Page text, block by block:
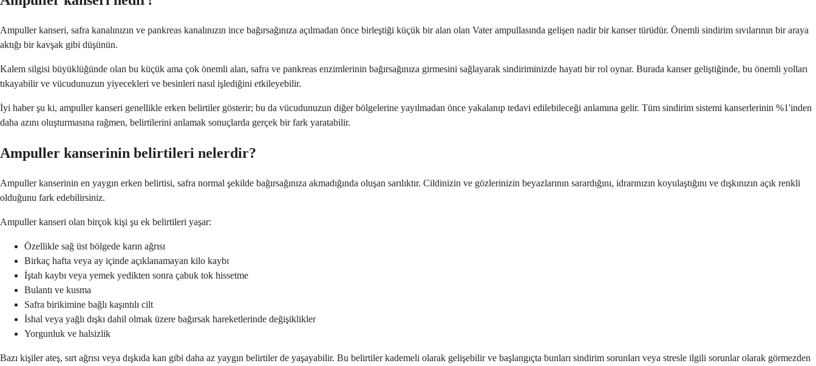
Ampuller kanseri, safra kanalınızın ve pankreas kanalınızın ince bağırsağınıza açılmadan önce birleştiği küçük bir alan olan Vater ampullasında gelişen nadir bir kanser türüdür. Önemli sindirim sıvılarının bir araya
aktığı bir kavşak gibi düşünün.
Kalem silgisi büyüklüğünde olan bu küçük ama çok önemli alan, safra ve pankreas enzimlerinin bağırsağınıza girmesini sağlayarak sindiriminizde hayati bir rol oynar. Burada kanser geliştiğinde, bu önemli yolları
tıkayabilir ve vücudunuzun yiyecekleri ve besinleri nasıl işlediğini etkileyebilir.
İyi haber şu ki, ampuller kanseri genellikle erken belirtiler gösterir; bu da vücudunuzun diğer bölgelerine yayılmadan önce yakalanıp tedavi edilebileceği anlamına gelir. Tüm sindirim sistemi kanserlerinin %1'inden
daha azını oluşturmasına rağmen, belirtilerini anlamak sonuçlarda gerçek bir fark yaratabilir.
Ampuller kanserinin belirtileri nelerdir?
Ampuller kanserinin en yaygın erken belirtisi, safra normal şekilde bağırsağınıza akmadığında oluşan sarılıktır. Cildinizin ve gözlerinizin beyazlarının sarardığını, idrarınızın koyulaştığını ve dışkınızın açık renkli
olduğunu fark edebilirsiniz.
Ampuller kanseri olan birçok kişi şu ek belirtileri yaşar:
Özellikle sağ üst bölgede karın ağrısı
Birkaç hafta veya ay içinde açıklanamayan kilo kaybı
İştah kaybı veya yemek yedikten sonra çabuk tok hissetme
Bulantı ve kusma
Safra birikimine bağlı kaşıntılı cilt
İshal veya yağlı dışkı dahil olmak üzere bağırsak hareketlerinde değişiklikler
Yorgunluk ve halsizlik
Bazı kişiler ateş, sırt ağrısı veya dışkıda kan gibi daha az yaygın belirtiler de yaşayabilir. Bu belirtiler kademeli olarak gelişebilir ve başlangıçta bunları sindirim sorunları veya stresle ilgili sorunlar olarak görmezden